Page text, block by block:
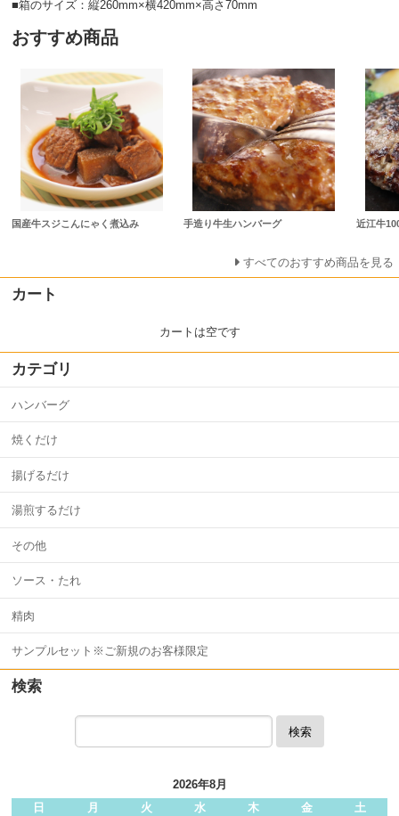
■箱のサイズ：縦260mm×横420mm×高さ70mm
おすすめ商品
国産牛スジこんにゃく煮込み 手造り牛生ハンバーグ 近江牛
すべてのおすすめ商品を見る
カート
カートは空です
カテゴリ
ハンバーグ
焼くだけ
揚げるだけ
湯煎するだけ
その他
ソース・たれ
精肉
サンプルセット※ご新規のお客様限定
検索
検索
2026年8月
日
月 火 水 木 金
土